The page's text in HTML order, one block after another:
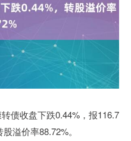
债收盘下跌0.44%，报116.7
溢价率88.72%。